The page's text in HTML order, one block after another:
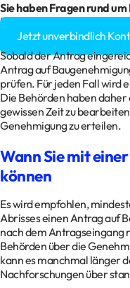
Sie haben Fragen rund um
Baugenehmigung?
Jetzt unverbindlich
Sobald der Antrag
Antrag auf
prüfen. Für jeden Fall wird
Die Behörden haben
gewissen Zeit zu
Genehmigung zu erteilen.
Wann Sie mit
können
Es wird empfohlen,
Abrisses einen Antrag auf
nach dem Antragseingang
Behörden über die
kann es manchmal länger
Nachforschungen über